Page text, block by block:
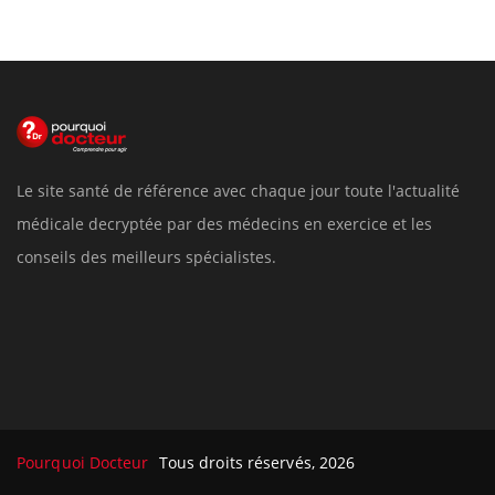
Le site santé de référence avec chaque jour toute l'actualité
médicale decryptée par des médecins en exercice et les
conseils des meilleurs spécialistes.
Pourquoi Docteur Tous droits réservés, 2026